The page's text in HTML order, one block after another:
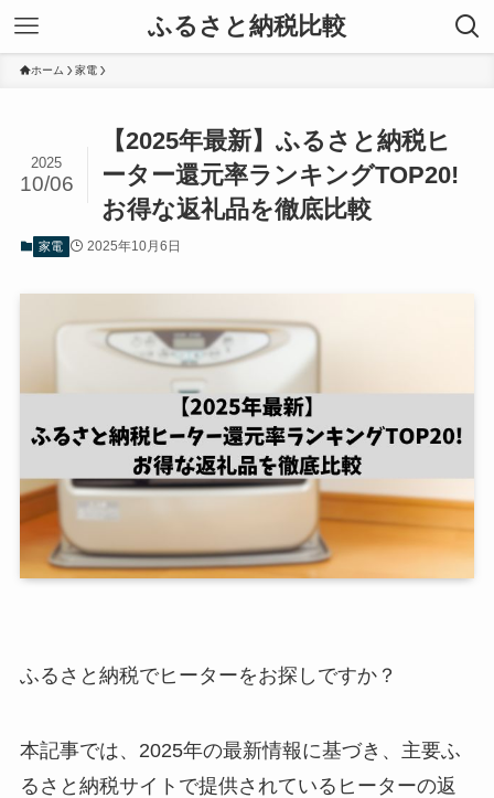
ふるさと納税比較
ホーム 家電
【2025年最新】ふるさと納税ヒ
ーター還元率ランキングTOP20!
お得な返礼品を徹底比較
2025
10/06
家電 2025年10月6日
ふるさと納税でヒーターをお探しですか？
本記事では、2025年の最新情報に基づき、主要ふ
るさと納税サイトで提供されているヒーターの返